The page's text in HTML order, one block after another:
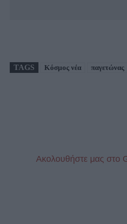
TAGS Κόσμος νέα παγετώνας
Aκολουθήστε μας στo